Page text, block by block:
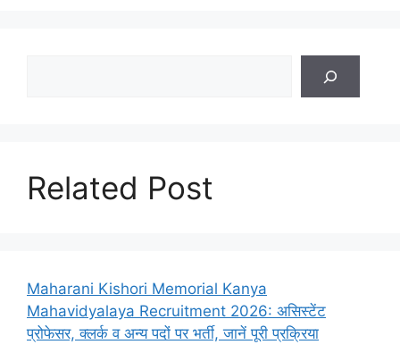
Related Post
Maharani Kishori Memorial Kanya
Mahavidyalaya Recruitment 2026: असिस्टेंट
प्रोफेसर, क्लर्क व अन्य पदों पर भर्ती, जानें पूरी प्रक्रिया